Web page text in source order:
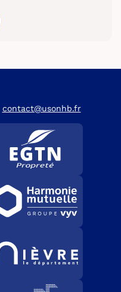
contact@usonhb.fr